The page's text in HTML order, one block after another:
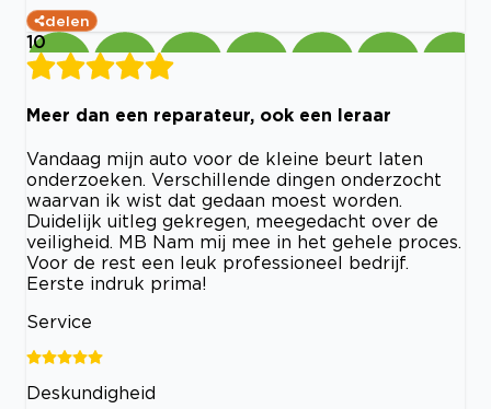
delen
10
Meer dan een reparateur, ook een leraar
Vandaag mijn auto voor de kleine beurt laten
onderzoeken. Verschillende dingen onderzocht
waarvan ik wist dat gedaan moest worden.
Duidelijk uitleg gekregen, meegedacht over de
veiligheid. MB Nam mij mee in het gehele proces.
Voor de rest een leuk professioneel bedrijf.
Eerste indruk prima!
Service
Deskundigheid